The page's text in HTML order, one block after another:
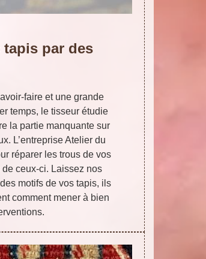
par des
faire et une grande
temps, le tisseur étudie
la partie manquante sur
L’entreprise Atelier du
réparer les trous de vos
ceux-ci. Laissez nos
motifs de vos tapis, ils
comment mener à bien